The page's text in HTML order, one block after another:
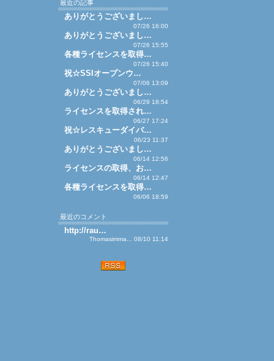
最近の記事
ありがとうございまし…
07/26 16:00
ありがとうございまし…
07/26 15:55
各種ライセンスを取得…
07/26 15:40
祝☆SSIオープンウ…
07/06 13:09
ありがとうございまし…
06/29 18:54
ライセンスを取得され…
06/27 17:24
祝☆レスキューダイバ…
06/23 11:37
ありがとうございまし…
06/14 12:56
ライセンスの取得、お…
06/14 12:47
各種ライセンスを取得…
06/06 18:59
最近のコメント
http://rau…
Thomasimma... 08/10 11:14